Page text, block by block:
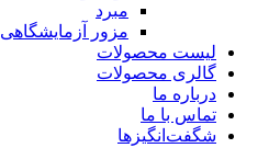
مبرد
مزور آزمایشگاهی
لیست محصولات
گالری محصولات
درباره ما
تماس با ما
شگفت‌انگیزها